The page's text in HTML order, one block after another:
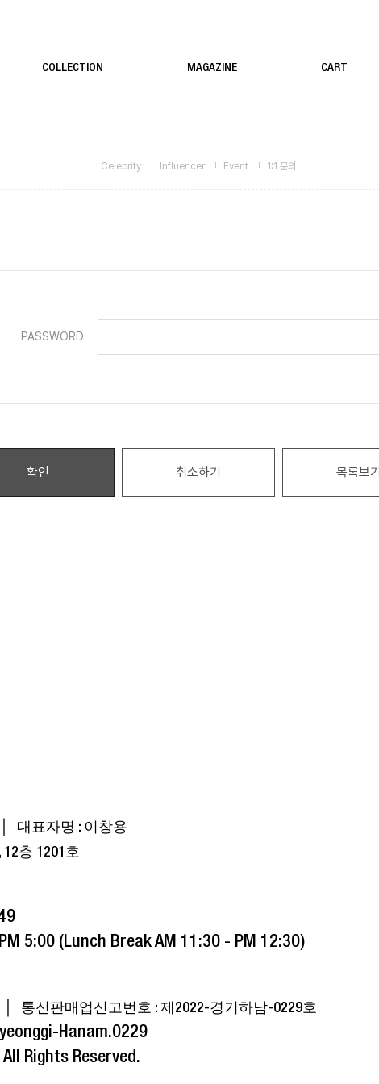
COLLECTION MAGAZINE CART
Celebrity Influencer Event 1:1 문의
PASSWORD
확인 취소하기 목록보
대표자명 : 이창용
층 1201호
5:00 (Lunch Break AM 11:30 - PM 12:30)
통신판매업신고번호 : 제2022-경기하남-0229호
Hanam.0229
Rights Reserved.